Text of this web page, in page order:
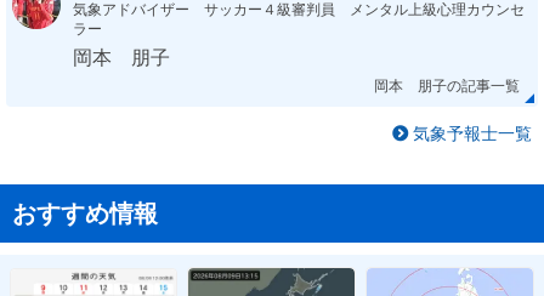
気象アドバイザー サッカー４級審判員 メンタル上級心理カウンセ
ラー
岡本 朋子
岡本 朋子の記事一覧
気象予報士一覧
おすすめ情報